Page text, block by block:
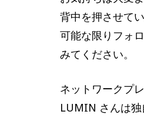
背中を押させて
可能な限りフォ
みてください。
ネットワークプ
LUMIN さんは独